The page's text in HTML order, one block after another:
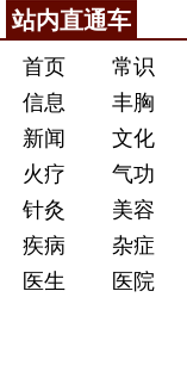
站内直通车
首页 常识
信息
丰胸
新闻
文化
火疗
气功
针灸
美容
疾病
杂症
医生
医院